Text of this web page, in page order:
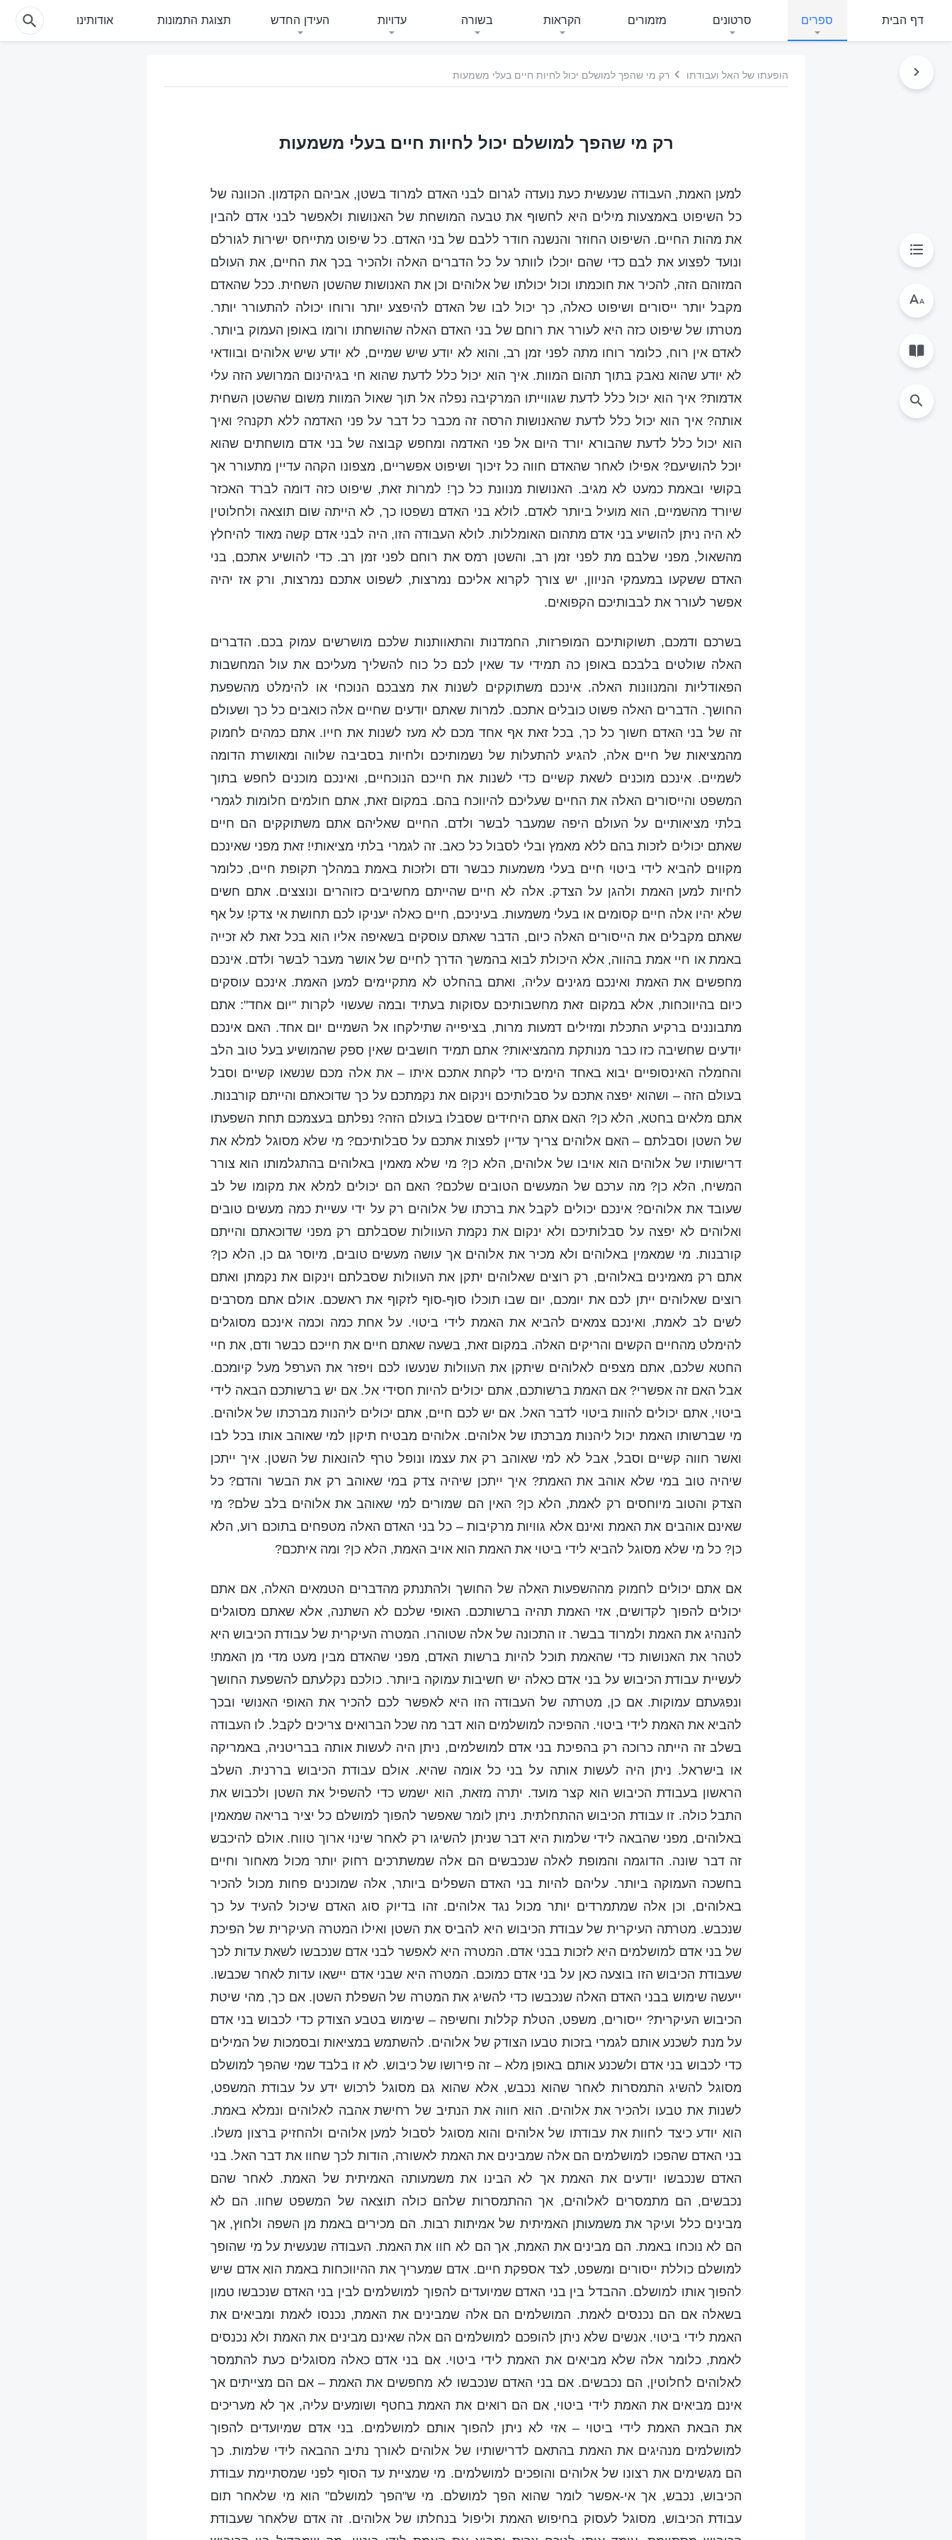
דף הבית ספרים סרטונים מזמורים הקראות בשורה עדויות העידן החדש תצוגת התמונות אודותינו
הופעתו של האל ועבודתו רק מי שהפך למושלם יכול לחיות חיים בעלי משמעות
רק מי שהפך למושלם יכול לחיות חיים בעלי משמעות
למען האמת, העבודה שנעשית כעת נועדה לגרום לבני האדם למרוד בשטן, אביהם הקדמון. הכוונה של
כל השיפוט באמצעות מילים היא לחשוף את טבעה המושחת של האנושות ולאפשר לבני אדם להבין
את מהות החיים. השיפוט החוזר והנשנה חודר ללבם של בני האדם. כל שיפוט מתייחס ישירות לגורלם
ונועד לפצוע את לבם כדי שהם יוכלו לוותר על כל הדברים האלה ולהכיר בכך את החיים, את העולם
המזוהם הזה, להכיר את חוכמתו וכול יכולתו של אלוהים וכן את האנושות שהשטן השחית. ככל שהאדם
מקבל יותר ייסורים ושיפוט כאלה, כך יכול לבו של האדם להיפצע יותר ורוחו יכולה להתעורר יותר.
מטרתו של שיפוט כזה היא לעורר את רוחם של בני האדם האלה שהושחתו ורומו באופן העמוק ביותר.
לאדם אין רוח, כלומר רוחו מתה לפני זמן רב, והוא לא יודע שיש שמיים, לא יודע שיש אלוהים ובוודאי
לא יודע שהוא נאבק בתוך תהום המוות. איך הוא יכול כלל לדעת שהוא חי בגיהינום המרושע הזה עלי
אדמות? איך הוא יכול כלל לדעת שגווייתו המרקיבה נפלה אל תוך שאול המוות משום שהשטן השחית
אותה? איך הוא יכול כלל לדעת שהאנושות הרסה זה מכבר כל דבר על פני האדמה ללא תקנה? ואיך
הוא יכול כלל לדעת שהבורא יורד היום אל פני האדמה ומחפש קבוצה של בני אדם מושחתים שהוא
יוכל להושיעם? אפילו לאחר שהאדם חווה כל זיכוך ושיפוט אפשריים, מצפונו הקהה עדיין מתעורר אך
בקושי ובאמת כמעט לא מגיב. האנושות מנוונת כל כך! למרות זאת, שיפוט כזה דומה לברד האכזר
שיורד מהשמיים, הוא מועיל ביותר לאדם. לולא בני האדם נשפטו כך, לא הייתה שום תוצאה ולחלוטין
לא היה ניתן להושיע בני אדם מתהום האומללות. לולא העבודה הזו, היה לבני אדם קשה מאוד להיחלץ
מהשאול, מפני שלבם מת לפני זמן רב, והשטן רמס את רוחם לפני זמן רב. כדי להושיע אתכם, בני
האדם ששקעו במעמקי הניוון, יש צורך לקרוא אליכם נמרצות, לשפוט אתכם נמרצות, ורק אז יהיה
אפשר לעורר את לבבותיכם הקפואים.
בשרכם ודמכם, תשוקותיכם המופרזות, החמדנות והתאוותנות שלכם מושרשים עמוק בכם. הדברים
האלה שולטים בלבכם באופן כה תמידי עד שאין לכם כל כוח להשליך מעליכם את עול המחשבות
הפאודליות והמנוונות האלה. אינכם משתוקקים לשנות את מצבכם הנוכחי או להימלט מהשפעת
החושך. הדברים האלה פשוט כובלים אתכם. למרות שאתם יודעים שחיים אלה כואבים כל כך ושעולם
זה של בני האדם חשוך כל כך, בכל זאת אף אחד מכם לא מעז לשנות את חייו. אתם כמהים לחמוק
מהמציאות של חיים אלה, להגיע להתעלות של נשמותיכם ולחיות בסביבה שלווה ומאושרת הדומה
לשמיים. אינכם מוכנים לשאת קשיים כדי לשנות את חייכם הנוכחיים, ואינכם מוכנים לחפש בתוך
המשפט והייסורים האלה את החיים שעליכם להיווכח בהם. במקום זאת, אתם חולמים חלומות לגמרי
בלתי מציאותיים על העולם היפה שמעבר לבשר ולדם. החיים שאליהם אתם משתוקקים הם חיים
שאתם יכולים לזכות בהם ללא מאמץ ובלי לסבול כל כאב. זה לגמרי בלתי מציאותי! זאת מפני שאינכם
מקווים להביא לידי ביטוי חיים בעלי משמעות כבשר ודם ולזכות באמת במהלך תקופת חיים, כלומר
לחיות למען האמת ולהגן על הצדק. אלה לא חיים שהייתם מחשיבים כזוהרים ונוצצים. אתם חשים
שלא יהיו אלה חיים קסומים או בעלי משמעות. בעיניכם, חיים כאלה יעניקו לכם תחושת אי צדק! על אף
שאתם מקבלים את הייסורים האלה כיום, הדבר שאתם עוסקים בשאיפה אליו הוא בכל זאת לא זכייה
באמת או חיי אמת בהווה, אלא היכולת לבוא בהמשך הדרך לחיים של אושר מעבר לבשר ולדם. אינכם
מחפשים את האמת ואינכם מגינים עליה, ואתם בהחלט לא מתקיימים למען האמת. אינכם עוסקים
כיום בהיווכחות, אלא במקום זאת מחשבותיכם עסוקות בעתיד ובמה שעשוי לקרות "יום אחד": אתם
מתבוננים ברקיע התכלת ומזילים דמעות מרות, בציפייה שתילקחו אל השמיים יום אחד. האם אינכם
יודעים שחשיבה כזו כבר מנותקת מהמציאות? אתם תמיד חושבים שאין ספק שהמושיע בעל טוב הלב
והחמלה האינסופיים יבוא באחד הימים כדי לקחת אתכם איתו – את אלה מכם שנשאו קשיים וסבל
בעולם הזה – ושהוא יפצה אתכם על סבלותיכם וינקום את נקמתכם על כך שדוכאתם והייתם קורבנות.
אתם מלאים בחטא, הלא כן? האם אתם היחידים שסבלו בעולם הזה? נפלתם בעצמכם תחת השפעתו
של השטן וסבלתם – האם אלוהים צריך עדיין לפצות אתכם על סבלותיכם? מי שלא מסוגל למלא את
דרישותיו של אלוהים הוא אויבו של אלוהים, הלא כן? מי שלא מאמין באלוהים בהתגלמותו הוא צורר
המשיח, הלא כן? מה ערכם של המעשים הטובים שלכם? האם הם יכולים למלא את מקומו של לב
שעובד את אלוהים? אינכם יכולים לקבל את ברכתו של אלוהים רק על ידי עשיית כמה מעשים טובים
ואלוהים לא יפצה על סבלותיכם ולא ינקום את נקמת העוולות שסבלתם רק מפני שדוכאתם והייתם
קורבנות. מי שמאמין באלוהים ולא מכיר את אלוהים אך עושה מעשים טובים, מיוסר גם כן, הלא כן?
אתם רק מאמינים באלוהים, רק רוצים שאלוהים יתקן את העוולות שסבלתם וינקום את נקמתן ואתם
רוצים שאלוהים ייתן לכם את יומכם, יום שבו תוכלו סוף-סוף לזקוף את ראשכם. אולם אתם מסרבים
לשים לב לאמת, ואינכם צמאים להביא את האמת לידי ביטוי. על אחת כמה וכמה אינכם מסוגלים
להימלט מהחיים הקשים והריקים האלה. במקום זאת, בשעה שאתם חיים את חייכם כבשר ודם, את חיי
החטא שלכם, אתם מצפים לאלוהים שיתקן את העוולות שנעשו לכם ויפזר את הערפל מעל קיומכם.
אבל האם זה אפשרי? אם האמת ברשותכם, אתם יכולים להיות חסידי אל. אם יש ברשותכם הבאה לידי
ביטוי, אתם יכולים להוות ביטוי לדבר האל. אם יש לכם חיים, אתם יכולים ליהנות מברכתו של אלוהים.
מי שברשותו האמת יכול ליהנות מברכתו של אלוהים. אלוהים מבטיח תיקון למי שאוהב אותו בכל לבו
ואשר חווה קשיים וסבל, אבל לא למי שאוהב רק את עצמו ונופל טרף להונאות של השטן. איך ייתכן
שיהיה טוב במי שלא אוהב את האמת? איך ייתכן שיהיה צדק במי שאוהב רק את הבשר והדם? כל
הצדק והטוב מיוחסים רק לאמת, הלא כן? האין הם שמורים למי שאוהב את אלוהים בלב שלם? מי
שאינם אוהבים את האמת ואינם אלא גוויות מרקיבות – כל בני האדם האלה מטפחים בתוכם רוע, הלא
כן? כל מי שלא מסוגל להביא לידי ביטוי את האמת הוא אויב האמת, הלא כן? ומה איתכם?
אם אתם יכולים לחמוק מההשפעות האלה של החושך ולהתנתק מהדברים הטמאים האלה, אם אתם
יכולים להפוך לקדושים, אזי האמת תהיה ברשותכם. האופי שלכם לא השתנה, אלא שאתם מסוגלים
להנהיג את האמת ולמרוד בבשר. זו התכונה של אלה שטוהרו. המטרה העיקרית של עבודת הכיבוש היא
לטהר את האנושות כדי שהאמת תוכל להיות ברשות האדם, מפני שהאדם מבין מעט מדי מן האמת!
לעשיית עבודת הכיבוש על בני אדם כאלה יש חשיבות עמוקה ביותר. כולכם נקלעתם להשפעת החושך
ונפגעתם עמוקות. אם כן, מטרתה של העבודה הזו היא לאפשר לכם להכיר את האופי האנושי ובכך
להביא את האמת לידי ביטוי. ההפיכה למושלמים הוא דבר מה שכל הברואים צריכים לקבל. לו העבודה
בשלב זה הייתה כרוכה רק בהפיכת בני אדם למושלמים, ניתן היה לעשות אותה בבריטניה, באמריקה
או בישראל. ניתן היה לעשות אותה על בני כל אומה שהיא. אולם עבודת הכיבוש בררנית. השלב
הראשון בעבודת הכיבוש הוא קצר מועד. יתרה מזאת, הוא ישמש כדי להשפיל את השטן ולכבוש את
התבל כולה. זו עבודת הכיבוש ההתחלתית. ניתן לומר שאפשר להפוך למושלם כל יציר בריאה שמאמין
באלוהים, מפני שהבאה לידי שלמות היא דבר שניתן להשיגו רק לאחר שינוי ארוך טווח. אולם להיכבש
זה דבר שונה. הדוגמה והמופת לאלה שנכבשים הם אלה שמשתרכים רחוק יותר מכול מאחור וחיים
בחשכה העמוקה ביותר. עליהם להיות בני האדם השפלים ביותר, אלה שמוכנים פחות מכול להכיר
באלוהים, וכן אלה שמתמרדים יותר מכול נגד אלוהים. זהו בדיוק סוג האדם שיכול להעיד על כך
שנכבש. מטרתה העיקרית של עבודת הכיבוש היא להביס את השטן ואילו המטרה העיקרית של הפיכת
של בני אדם למושלמים היא לזכות בבני אדם. המטרה היא לאפשר לבני אדם שנכבשו לשאת עדות לכך
שעבודת הכיבוש הזו בוצעה כאן על בני אדם כמוכם. המטרה היא שבני אדם יישאו עדות לאחר שכבשו.
ייעשה שימוש בבני האדם האלה שנכבשו כדי להשיג את המטרה של השפלת השטן. אם כך, מהי שיטת
הכיבוש העיקרית? ייסורים, משפט, הטלת קללות וחשיפה – שימוש בטבע הצודק כדי לכבוש בני אדם
על מנת לשכנע אותם לגמרי בזכות טבעו הצודק של אלוהים. להשתמש במציאות ובסמכות של המילים
כדי לכבוש בני אדם ולשכנע אותם באופן מלא – זה פירושו של כיבוש. לא זו בלבד שמי שהפך למושלם
מסוגל להשיג התמסרות לאחר שהוא נכבש, אלא שהוא גם מסוגל לרכוש ידע על עבודת המשפט,
לשנות את טבעו ולהכיר את אלוהים. הוא חווה את הנתיב של רחישת אהבה לאלוהים ונמלא באמת.
הוא יודע כיצד לחוות את עבודתו של אלוהים והוא מסוגל לסבול למען אלוהים ולהחזיק ברצון משלו.
בני האדם שהפכו למושלמים הם אלה שמבינים את האמת לאשורה, הודות לכך שחוו את דבר האל. בני
האדם שנכבשו יודעים את האמת אך לא הבינו את משמעותה האמיתית של האמת. לאחר שהם
נכבשים, הם מתמסרים לאלוהים, אך ההתמסרות שלהם כולה תוצאה של המשפט שחוו. הם לא
מבינים כלל ועיקר את משמעותן האמיתית של אמיתות רבות. הם מכירים באמת מן השפה ולחוץ, אך
הם לא נוכחו באמת. הם מבינים את האמת, אך הם לא חוו את האמת. העבודה שנעשית על מי שהופך
למושלם כוללת ייסורים ומשפט, לצד אספקת חיים. אדם שמעריך את ההיווכחות באמת הוא אדם שיש
להפוך אותו למושלם. ההבדל בין בני האדם שמיועדים להפוך למושלמים לבין בני האדם שנכבשו טמון
בשאלה אם הם נכנסים לאמת. המושלמים הם אלה שמבינים את האמת, נכנסו לאמת ומביאים את
האמת לידי ביטוי. אנשים שלא ניתן להופכם למושלמים הם אלה שאינם מבינים את האמת ולא נכנסים
לאמת, כלומר אלה שלא מביאים את האמת לידי ביטוי. אם בני אדם כאלה מסוגלים כעת להתמסר
לאלוהים לחלוטין, הם נכבשים. אם בני האדם שנכבשו לא מחפשים את האמת – אם הם מצייתים אך
אינם מביאים את האמת לידי ביטוי, אם הם רואים את האמת בחטף ושומעים עליה, אך לא מעריכים
את הבאת האמת לידי ביטוי – אזי לא ניתן להפוך אותם למושלמים. בני אדם שמיועדים להפוך
למושלמים מנהיגים את האמת בהתאם לדרישותיו של אלוהים לאורך נתיב ההבאה לידי שלמות. כך
הם מגשימים את רצונו של אלוהים והופכים למושלמים. מי שמציית עד הסוף לפני שמסתיימת עבודת
הכיבוש, נכבש, אך אי-אפשר לומר שהוא הפך למושלם. מי ש"הפך למושלם" הוא מי שלאחר תום
עבודת הכיבוש, מסוגל לעסוק בחיפוש האמת וליפול בנחלתו של אלוהים. זה אדם שלאחר שעבודת